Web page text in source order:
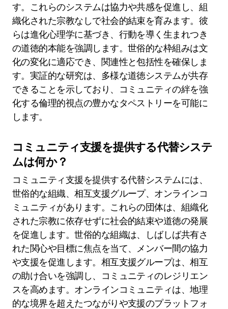
す。これらのシステムは協力や共感を促進し、組
織化された宗教なしで社会的結束を育みます。彼
らは進化心理学に基づき、行動を導く生まれつき
の道徳的本能を強調します。世俗的な枠組みは文
化の変化に適応でき、関連性と包括性を確保しま
す。実証的な研究は、多様な道徳システムが共存
できることを示しており、コミュニティの絆を強
化する倫理的視点の豊かなタペストリーを可能に
します。
コミュニティ支援を提供する代替システ
ムは何か？
コミュニティ支援を提供する代替システムには、
世俗的な組織、相互支援グループ、オンラインコ
ミュニティがあります。これらの団体は、組織化
された宗教に依存せずに社会的結束や道徳の発展
を促進します。世俗的な組織は、しばしば共有さ
れた関心や目標に焦点を当て、メンバー間の協力
や支援を促進します。相互支援グループは、相互
の助け合いを強調し、コミュニティのレジリエン
スを高めます。オンラインコミュニティは、地理
的な境界を超えたつながりや支援のプラットフォ